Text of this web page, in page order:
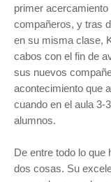
primer
compañeros, y tras
en su misma clase,
cabos con el fin de
sus nuevos
acontecimiento que
cuando en el aula 3-
alumnos.
De entre todo lo
dos cosas. Su